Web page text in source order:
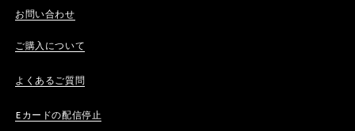
お問い合わせ
ご購入について
よくあるご質問
Eカードの配信停止